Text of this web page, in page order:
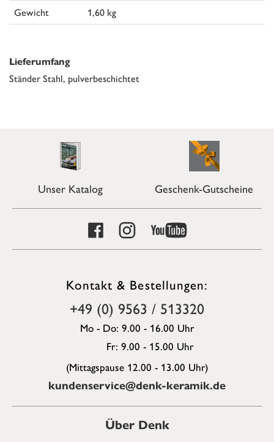
Gewicht
1,60 kg
Lieferumfang
Ständer Stahl, pulverbeschichtet
Unser Katalog Geschenk-Gutscheine
Kontakt & Bestellungen:
+49 (0) 9563 / 513320
Mo - Do: 9.00 - 16.00 Uhr
Fr: 9.00 - 15.00 Uhr
(Mittagspause 12.00 - 13.00 Uhr)
kundenservice@denk-keramik.de
Über Denk